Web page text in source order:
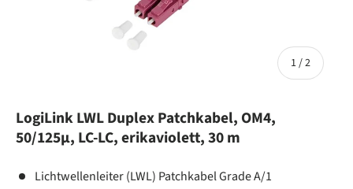
1/von
2
LogiLink LWL Duplex Patchkabel, OM4,
50/125µ, LC-LC, erikaviolett, 30 m
Lichtwellenleiter (LWL) Patchkabel Grade A/1